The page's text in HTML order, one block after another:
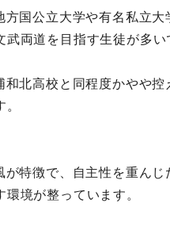
国公立大学や有名私立大
両道を目指す生徒が多い
北高校と同程度かやや控
特徴で、自主性を重んじ
境が整っています。